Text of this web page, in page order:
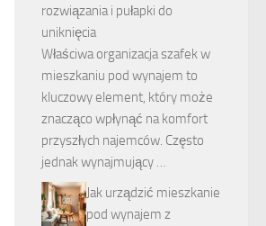
rozwiązania i pułapki do
uniknięcia
Właściwa organizacja szafek w
mieszkaniu pod wynajem to
kluczowy element, który może
znacząco wpłynąć na komfort
przyszłych najemców. Często
jednak wynajmujący …
Jak urządzić mieszkanie
pod wynajem z